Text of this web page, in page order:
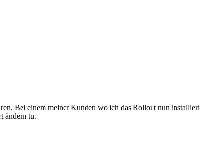
Bei einem meiner Kunden wo ich das Rollout nun installiert
ändern tu.